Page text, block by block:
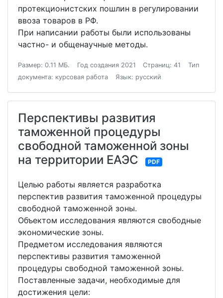
протекционистских пошлин в регулировании
ввоза товаров в РФ.
При написании работы были использованы
частно- и общенаучные методы.
Размер: 0.11 МБ. Год создания 2021 Страниц: 41
Тип
документа: курсовая работа
Язык: русский
Перспективы развития
таможенной процедуры
свободной таможенной зоны
на территории ЕАЭС
PDF
Целью работы является разработка
перспектив развития таможенной процедуры
свободной таможенной зоны.
Объектом исследования являются свободные
экономические зоны.
Предметом исследования являются
перспективы развития таможенной
процедуры свободной таможенной зоны.
Поставленные задачи, необходимые для
достижения цели: